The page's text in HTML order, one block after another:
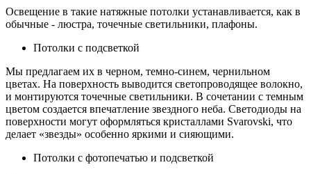
Освещение в такие натяжные потолки устанавливается, как в
обычные - люстра, точечные светильники, плафоны.
Потолки с подсветкой
Мы предлагаем их в черном, темно-синем, чернильном
цветах. На поверхность выводится светопроводящее волокно,
и монтируются точечные светильники. В сочетании с темным
цветом создается впечатление звездного неба. Светодиоды на
поверхности могут оформляться кристаллами Svarovski, что
делает «звезды» особенно яркими и сияющими.
Потолки с фотопечатью и подсветкой